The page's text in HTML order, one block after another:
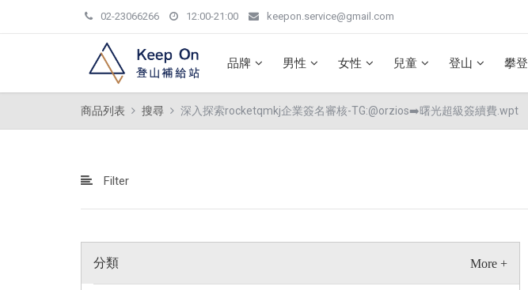
02-23066266 12:00-21:00 keepon.service@gmail.com
品牌 男性 女性 兒童 登山 攀登
商品列表 搜尋 深入探索rocketqmkj企業簽名審核-TG:@orzios➡️曙光超級簽續費.wpt
Filter
分類